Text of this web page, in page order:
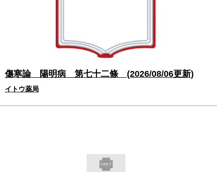
傷寒論 陽明病 第七十二條 (2026/08/06更新)
イトウ薬局